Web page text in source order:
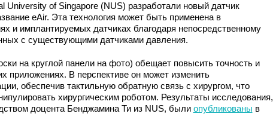
University of Singapore (NUS) разработали новый датчик
eAir. Эта технология может быть применена в
и имплантируемых датчиках благодаря непосредственному
с существующими датчиками давления.
на круглой панели на фото) обещает повысить точность и
приложениях. В перспективе он может изменить
обеспечив тактильную обратную связь с хирургом, что
хирургическим роботом. Результаты исследования,
доцента Бенджамина Ти из NUS, были опубликованы в